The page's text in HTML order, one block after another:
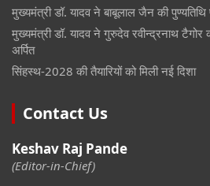
मुख्यमंत्री डॉ. यादव ने बाबूलाल जैन की
मुख्यमंत्री डॉ. यादव ने गुरुदेव रवीन्द्रनाथ टैगोर
अर्पित
सिंहस्थ-2028 की तैयारियों को मिली नई दिशा
Contact Us
Keshav Raj Pande
(Editor-in-Chief)